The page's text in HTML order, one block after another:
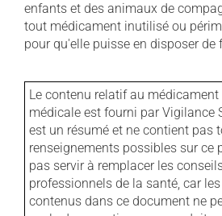
enfants et des animaux de
tout médicament inutilisé ou
pour qu'elle puisse en disposer de
Le contenu relatif au
médicale est fourni par Vigilance
est un résumé et ne contient pas
renseignements possibles sur ce
pas servir à remplacer les
professionnels de la santé, car
contenus dans ce document ne